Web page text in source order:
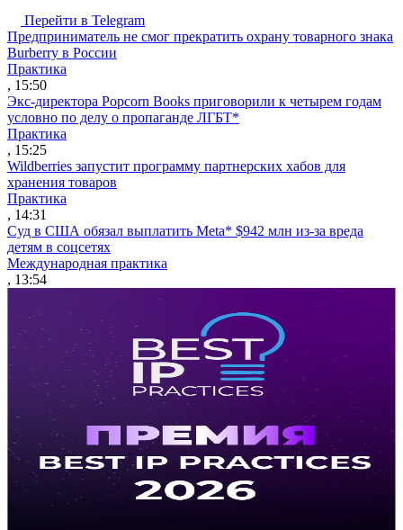
Перейти в Telegram
Предприниматель не смог прекратить охрану товарного знака
Burberry в России
Практика
, 15:50
Экс-директора Popcorn Books приговорили к четырем годам
условно по делу о пропаганде ЛГБТ*
Практика
, 15:25
Wildberries запустит программу партнерских хабов для
хранения товаров
Практика
, 14:31
Суд в США обязал выплатить Meta* $942 млн из-за вреда
детям в соцсетях
Международная практика
, 13:54